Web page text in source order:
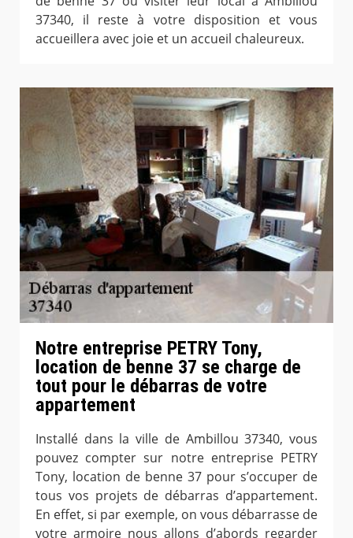
37340, il reste à votre disposition et vous
accueillera avec joie et un accueil chaleureux.
Notre entreprise PETRY Tony,
location de benne 37 se charge de
tout pour le débarras de votre
appartement
Installé dans la ville de Ambillou 37340, vous
pouvez compter sur notre entreprise PETRY
Tony, location de benne 37 pour s’occuper de
tous vos projets de débarras d’appartement.
En effet, si par exemple, on vous débarrasse de
votre armoire nous allons d’abords regarder